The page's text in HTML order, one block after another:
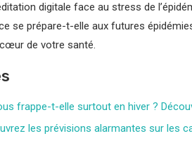
digitale face au stress de
se prépare-t-elle aux futures
de votre santé.
frappe-t-elle surtout en hiver ?
les prévisions alarmantes sur les